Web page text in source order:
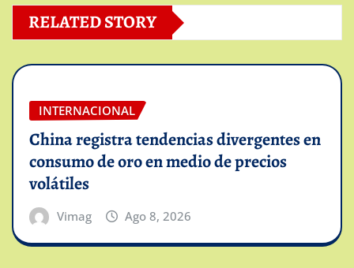
RELATED STORY
INTERNACIONAL
China registra tendencias divergentes en
consumo de oro en medio de precios
volátiles
Vimag Ago 8, 2026